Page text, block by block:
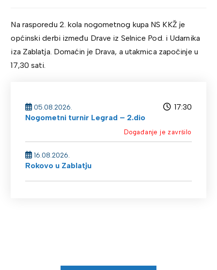
Na rasporedu 2. kola nogometnog kupa NS KKŽ je
općinski derbi između Drave iz Selnice Pod. i Udarnika
iza Zablatja. Domaćin je Drava, a utakmica započinje u
17,30 sati.
05.08.2026.
17:30
Nogometni turnir Legrad – 2.dio
Događanje je završilo
16.08.2026.
Rokovo u Zablatju